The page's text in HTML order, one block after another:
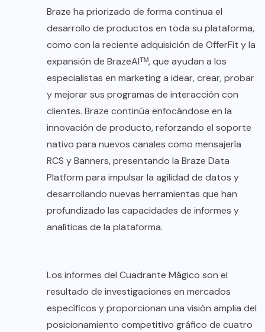
Braze ha priorizado de forma continua el
desarrollo de productos en toda su plataforma,
como con la reciente adquisición de OfferFit y la
expansión de BrazeAIᵀᴹ, que ayudan a los
especialistas en marketing a idear, crear, probar
y mejorar sus programas de interacción con
clientes. Braze continúa enfocándose en la
innovación de producto, reforzando el soporte
nativo para nuevos canales como mensajería
RCS y Banners, presentando la Braze Data
Platform para impulsar la agilidad de datos y
desarrollando nuevas herramientas que han
profundizado las capacidades de informes y
analíticas de la plataforma.
Los informes del Cuadrante Mágico son el
resultado de investigaciones en mercados
específicos y proporcionan una visión amplia del
posicionamiento competitivo gráfico de cuatro